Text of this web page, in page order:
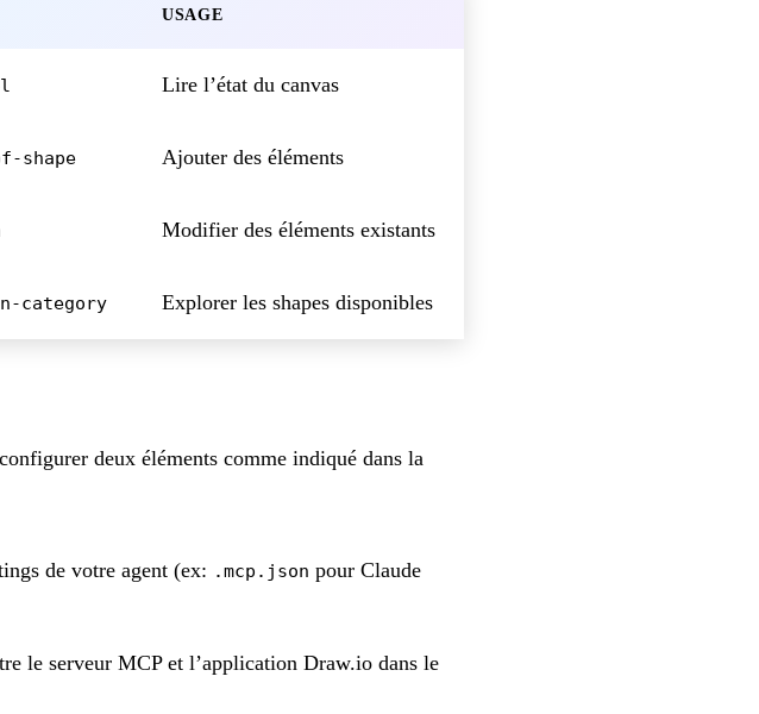
USAGE
Lire l’état du canvas
shape Ajouter des éléments
Modifier des éléments existants
category Explorer les shapes disponibles
deux éléments comme indiqué dans la
de votre agent (ex: .mcp.json pour Claude
le serveur MCP et l’application Draw.io dans le